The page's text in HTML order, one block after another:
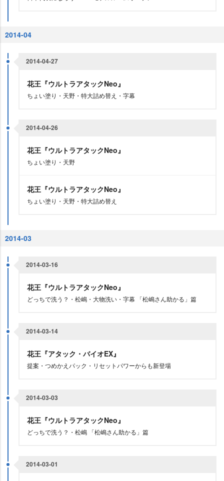
2014-04
2014-04-27
花王『ウルトラアタックNeo』
ちょい塗り・天野・特大詰め替え・字幕
2014-04-26
花王『ウルトラアタックNeo』
ちょい塗り・天野
花王『ウルトラアタックNeo』
ちょい塗り・天野・特大詰め替え
2014-03
2014-03-16
花王『ウルトラアタックNeo』
どっちで洗う？・松嶋・大物洗い・字幕 「松嶋さん助かる」篇
2014-03-14
花王『アタック・バイオEX』
提案・つめかえパック・リセットパワーからも新登場
2014-03-03
花王『ウルトラアタックNeo』
どっちで洗う？・松嶋 「松嶋さん助かる」篇
2014-03-01